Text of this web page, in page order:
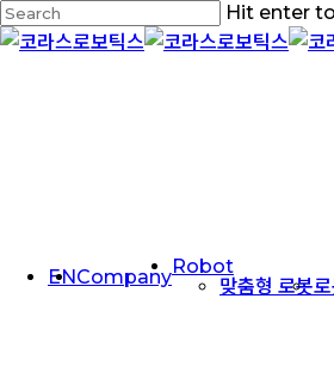
Skip
to
main
Hit enter
Close
Search
ENCompanyRobot
맞춤형 로봇